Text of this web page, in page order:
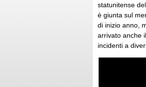
statunitense
è giunta sul
di inizio anno,
arrivato anche il
incidenti a